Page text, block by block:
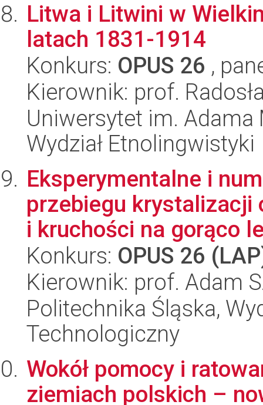
Litwa i Litwini w
latach 1831-1914
Konkurs: OPUS 26 ,
Kierownik: prof.
Uniwersytet im.
Wydział Etnolingwistyki
Eksperymentalne i
przebiegu krystalizacji
i kruchości na gorąco
Konkurs: OPUS 26
Kierownik: prof. Adam
Politechnika Śląska,
Technologiczny
Wokół pomocy i
ziemiach polskich –